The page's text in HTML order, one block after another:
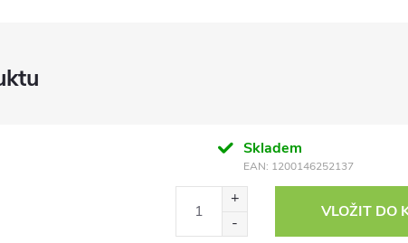
Skladem
EAN: 1200146252137
VLOŽIT DO